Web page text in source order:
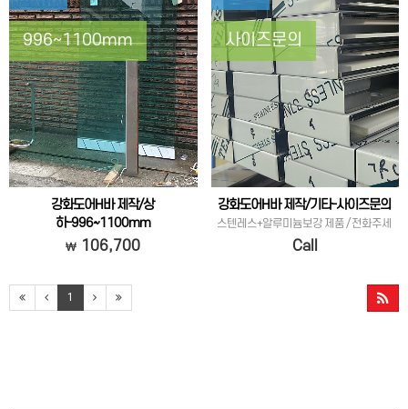
996~1100mm
강화도어H바 제작/상
하-996~1100mm
스텐레스+알루미늄보강 제품 (상하) 비규
106,700
사이즈문의
강화도어H바 제작/기타-사이즈문의
스텐레스+알루미늄보강 제품 / 전화주세
요!
Call
1